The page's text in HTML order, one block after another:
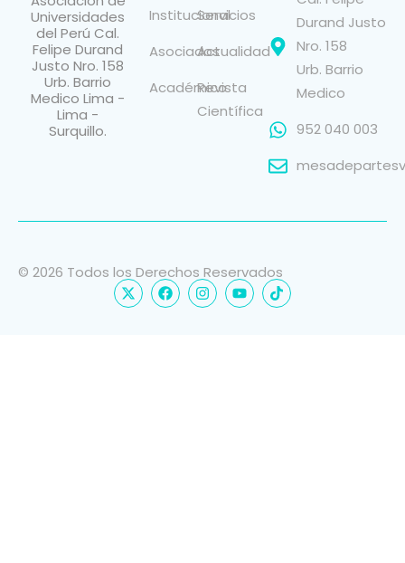
Universidades
del Perú Cal.
Felipe Durand
Justo Nro. 158
Urb. Barrio
Medico Lima -
Lima -
Surquillo.
Institucional
Asociados
Académico
Servicios
Actualidad
Revista
Científica
Durand Justo
Nro. 158
Urb. Barrio
Medico
952 040 003
© 2026 Todos los Derechos Reservados